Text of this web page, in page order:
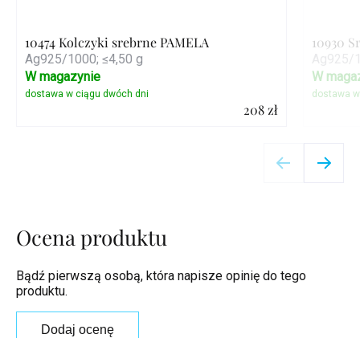
10474 Kolczyki srebrne PAMELA
Ag925/1000; ≤4,50 g
208 zł
W magazynie
10930
W
Ocena produktu
Bądź pierwszą osobą, która napisze opinię do tego
produktu.
Dodaj ocenę